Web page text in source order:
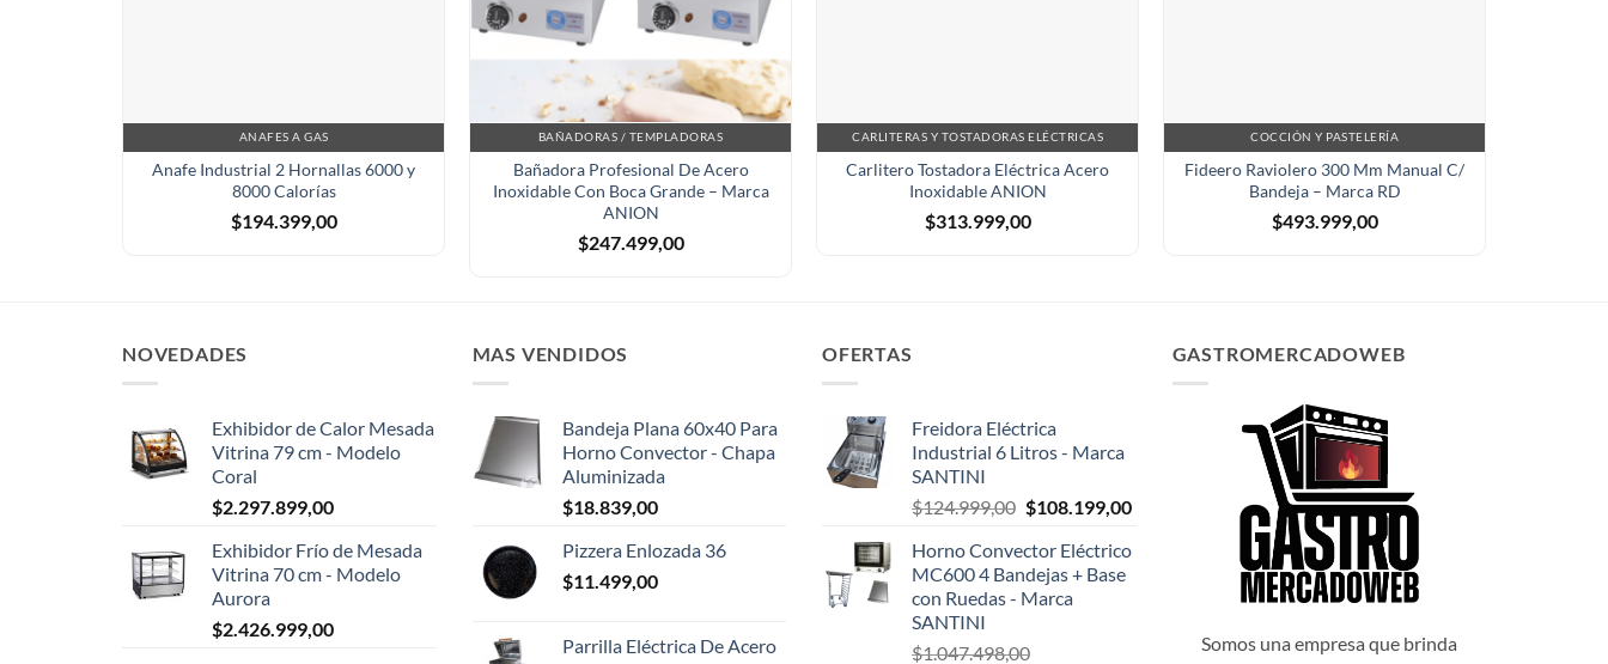
ANAFES A GAS
Anafe Industrial 2 Hornallas 6000 y
8000 Calorías
$194.399,00
BAÑADORAS / TEMPLADORAS
Bañadora Profesional De Acero
Inoxidable Con Boca Grande – Marca
ANION
$247.499,00
CARLITERAS Y TOSTADORAS ELÉCTRICAS
Carlitero Tostadora Eléctrica Acero
Inoxidable ANION
$313.999,00
COCCIÓN Y PASTELERÍA
Fideero Raviolero 300 Mm Manual C/
Bandeja – Marca RD
$493.999,00
NOVEDADES
Exhibidor de Calor Mesada
Vitrina 79 cm - Modelo
Coral
$2.297.899,00
Exhibidor Frío de Mesada
Vitrina 70 cm - Modelo
Aurora
$2.426.999,00
MAS VENDIDOS
Bandeja Plana 60x40 Para
Horno Convector - Chapa
Aluminizada
$18.839,00
Pizzera Enlozada 36
$11.499,00
Parrilla Eléctrica De Acero
OFERTAS
Freidora Eléctrica
Industrial 6 Litros - Marca
SANTINI
$124.999,00 El
original
era:
$124.999,00.
$108.199,00El
actual
Horno Convector Eléctrico
MC600 4 Bandejas + Base
con Ruedas - Marca
SANTINI
$1.047.498,00
GASTROMERCADOWEB
Somos una empresa que brinda